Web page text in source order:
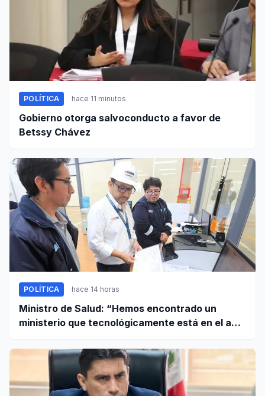
POLÍTICA hace 11 minutos
Gobierno otorga salvoconducto a favor de
Betssy Chávez
POLÍTICA hace 14 horas
Ministro de Salud: “Hemos encontrado un
ministerio que tecnológicamente está en el año